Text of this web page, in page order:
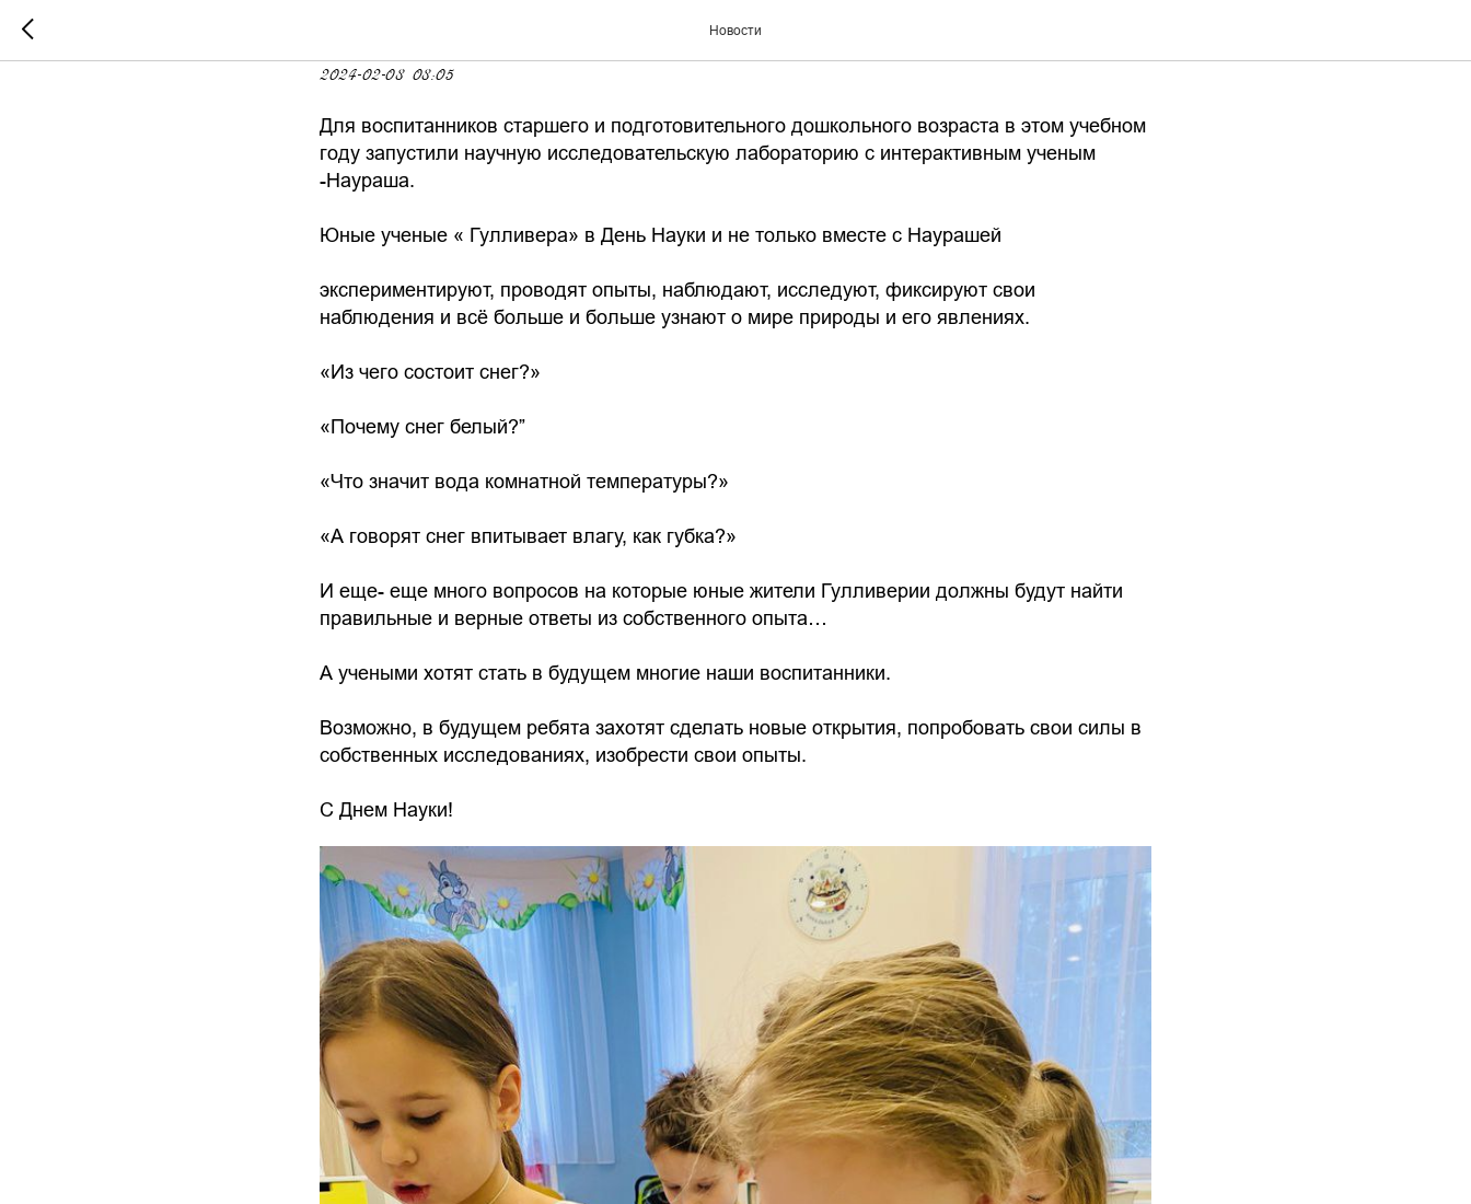
Новости
«Наука в Гулливере!»
2024-02-08 08:05
Для воспитанников старшего и подготовительного дошкольного возраста в этом учебном
году запустили научную исследовательскую лабораторию с интерактивным ученым
-Наураша.
Юные ученые « Гулливера» в День Науки и не только вместе с Наурашей
экспериментируют, проводят опыты, наблюдают, исследуют, фиксируют свои
наблюдения и всё больше и больше узнают о мире природы и его явлениях.
«Из чего состоит снег?»
«Почему снег белый?”
«Что значит вода комнатной температуры?»
«А говорят снег впитывает влагу, как губка?»
И еще- еще много вопросов на которые юные жители Гулливерии должны будут найти
правильные и верные ответы из собственного опыта…
А учеными хотят стать в будущем многие наши воспитанники.
Возможно, в будущем ребята захотят сделать новые открытия, попробовать свои силы в
собственных исследованиях, изобрести свои опыты.
С Днем Науки!